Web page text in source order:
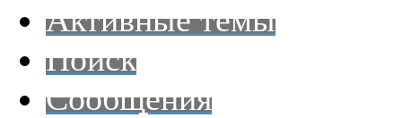
Активные темы
Поиск
Сообщения